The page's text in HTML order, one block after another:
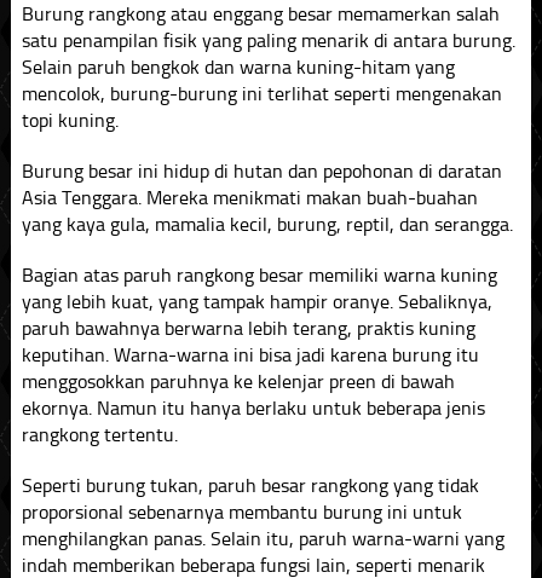
Burung rangkong atau enggang besar memamerkan salah
satu penampilan fisik yang paling menarik di antara burung.
Selain paruh bengkok dan warna kuning-hitam yang
mencolok, burung-burung ini terlihat seperti mengenakan
topi kuning.
Burung besar ini hidup di hutan dan pepohonan di daratan
Asia Tenggara. Mereka menikmati makan buah-buahan
yang kaya gula, mamalia kecil, burung, reptil, dan serangga.
Bagian atas paruh rangkong besar memiliki warna kuning
yang lebih kuat, yang tampak hampir oranye. Sebaliknya,
paruh bawahnya berwarna lebih terang, praktis kuning
keputihan. Warna-warna ini bisa jadi karena burung itu
menggosokkan paruhnya ke kelenjar preen di bawah
ekornya. Namun itu hanya berlaku untuk beberapa jenis
rangkong tertentu.
Seperti burung tukan, paruh besar rangkong yang tidak
proporsional sebenarnya membantu burung ini untuk
menghilangkan panas. Selain itu, paruh warna-warni yang
indah memberikan beberapa fungsi lain, seperti menarik